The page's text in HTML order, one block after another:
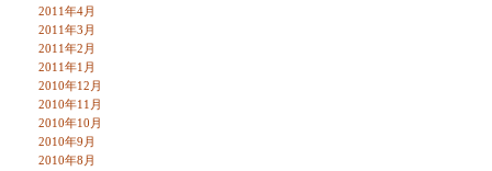
2011年4月
2011年3月
2011年2月
2011年1月
2010年12月
2010年11月
2010年10月
2010年9月
2010年8月